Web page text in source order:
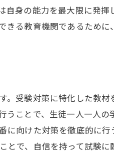
身の能力を最大限に発
る教育機関であるために
受験対策に特化した教
ことで、生徒一人一人
向けた対策を徹底的に
で、自信を持って試験に